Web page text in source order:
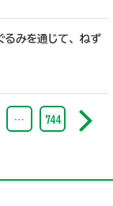
るみを通じて、ねず
… 744